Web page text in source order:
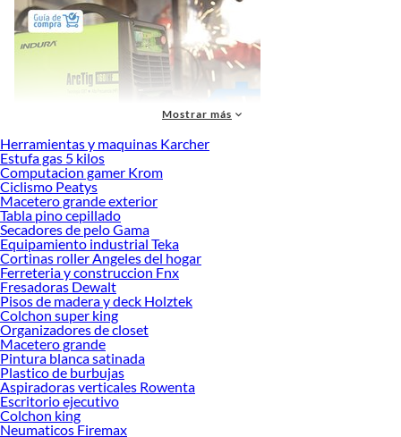
Más productos con increíbles ofertas:
Caja de herramienta
Herramientas y máquinas
Herramientas Eléctricas e Inalámbricas
Herramientas manuales
Herramientas de medición y trazado
Herramientas y maquinaría de jardín
Maquinarías y complementos
Pistola de calor
Generadores eléctricos
Taladro percutor
Esmeriles y Galleteros
Pulidora
Cortadora de pasto
Hachas
Huincha
Barra Cooper
Mostrar más
Herramientas y maquinas Karcher
Estufa gas 5 kilos
Computacion gamer Krom
Ciclismo Peatys
Macetero grande exterior
Tabla pino cepillado
Secadores de pelo Gama
Equipamiento industrial Teka
Cortinas roller Angeles del hogar
Ferreteria y construccion Fnx
Fresadoras Dewalt
Pisos de madera y deck Holztek
Colchon super king
Organizadores de closet
Macetero grande
Pintura blanca satinada
Plastico de burbujas
Aspiradoras verticales Rowenta
Escritorio ejecutivo
Colchon king
Neumaticos Firemax